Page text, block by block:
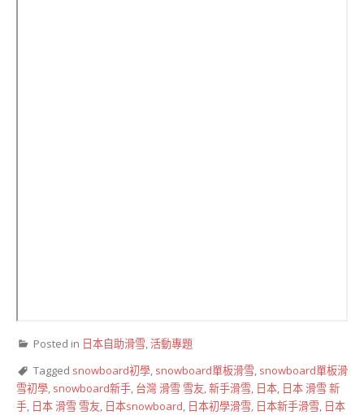
Posted in 日本自助滑雪,活動專題
Tagged snowboard初學, snowboard單板滑雪, snowboard單板滑
雪初學, snowboard新手, 台灣 滑雪 雪友,新手滑雪, 日本, 日本 滑雪 新
手, 日本 滑雪 雪友, 日本snowboard, 日本初學滑雪, 日本新手滑雪, 日本